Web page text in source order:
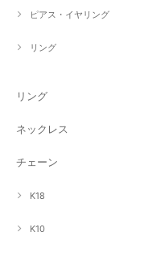
ピアス・イヤリング
リング
リング
ネックレス
チェーン
K18
K10